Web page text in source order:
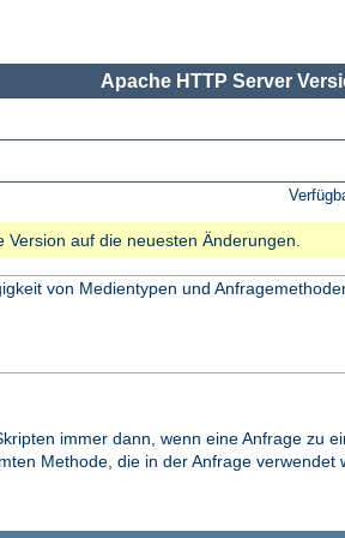
Apache HTTP Server
auf die neuesten Änderungen.
von Medientypen und
immer dann, wenn eine Anfrage zu
Methode, die in der Anfrage verwendet